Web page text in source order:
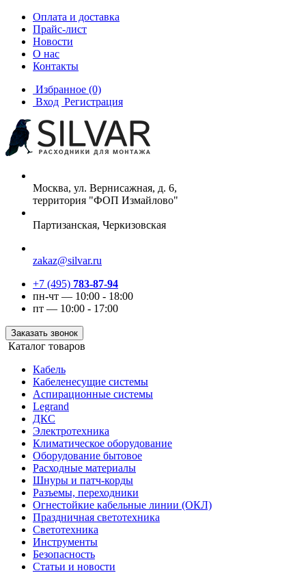
Оплата и доставка
Прайс-лист
Новости
О нас
Контакты
Избранное (0)
Вход Регистрация
Москва, ул. Вернисажная, д. 6,
территория "ФОП Измайлово"
Партизанская, Черкизовская
zakaz@silvar.ru
+7 (495) 783-87-94
пн-чт — 10:00 - 18:00
пт — 10:00 - 17:00
Заказать звонок
Каталог товаров
Кабель
Кабеленесущие системы
Аспирационные системы
Legrand
ДКС
Электротехника
Климатическое оборудование
Оборудование бытовое
Расходные материалы
Шнуры и патч-корды
Разъемы, переходники
Огнестойкие кабельные линии (ОКЛ)
Праздничная светотехника
Светотехника
Инструменты
Безопасность
Статьи и новости